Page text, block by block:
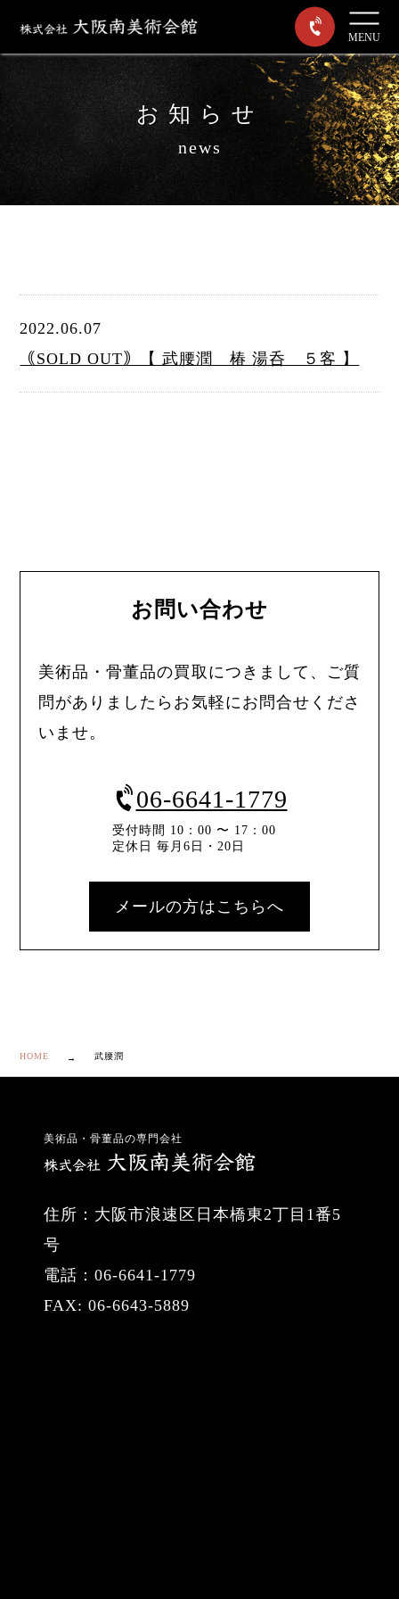
MENU
お知らせ
news
2022.06.07
｟SOLD OUT｠【 武腰潤 椿 湯呑 ５客 】
お問い合わせ
美術品・骨董品の買取につきまして、ご質
問がありましたらお気軽にお問合せくださ
いませ。
06-6641-1779
受付時間 10：00 〜 17：00
定休日 毎月6日・20日
メールの方はこちらへ
HOME 武腰潤
美術品・骨董品の専門会社
住所：大阪市浪速区日本橋東2丁目1番5
号
電話：06-6641-1779
FAX: 06-6643-5889